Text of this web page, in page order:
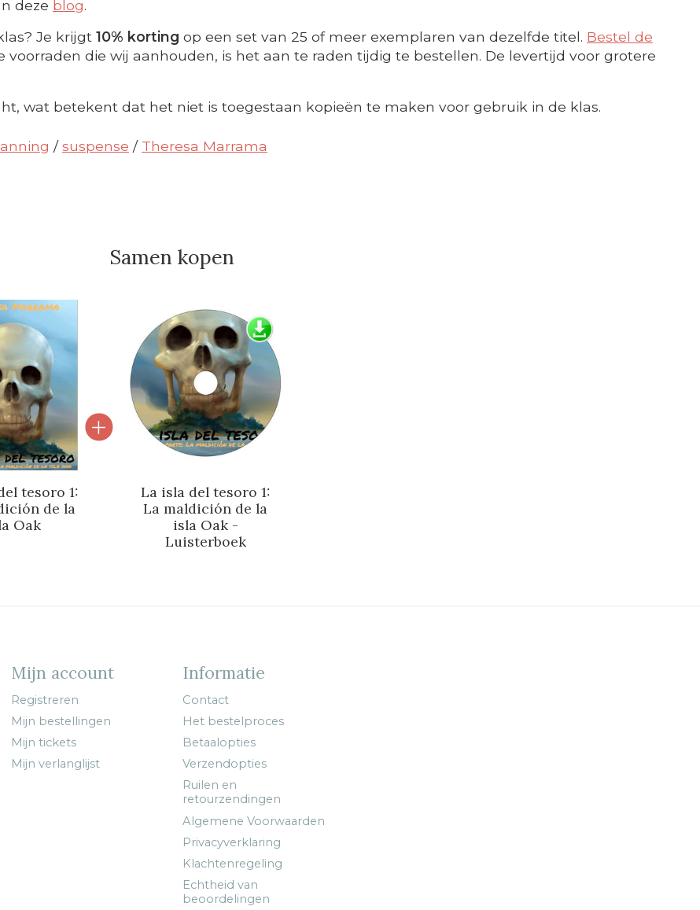
deze blog.
Je krijgt 10% korting op een set van 25 of meer exemplaren van dezelfde titel. Bestel de
voorraden die wij aanhouden, is het aan te raden tijdig te bestellen. De levertijd voor grotere
wat betekent dat het niet is toegestaan kopieën te maken voor gebruik in de klas.
/suspense / Theresa Marrama
Samen kopen
van gebundelde producten
tesoro 1:
de la
Oak
La isla del tesoro 1:
La maldición de la
isla Oak -
Luisterboek
Mijn account
Registreren
Mijn bestellingen
Mijn tickets
Mijn verlanglijst
Informatie
Contact
Het bestelproces
Betaalopties
Verzendopties
Ruilen en
retourzendingen
Algemene Voorwaarden
Privacyverklaring
Klachtenregeling
Echtheid van
beoordelingen